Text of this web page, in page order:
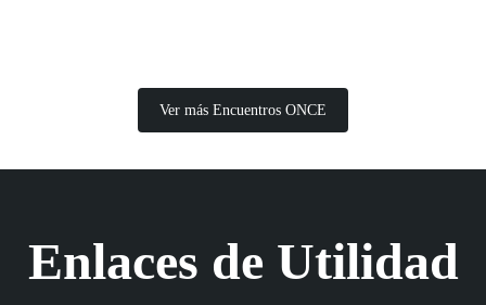
Ver más Encuentros ONCE
Enlaces de Utilidad